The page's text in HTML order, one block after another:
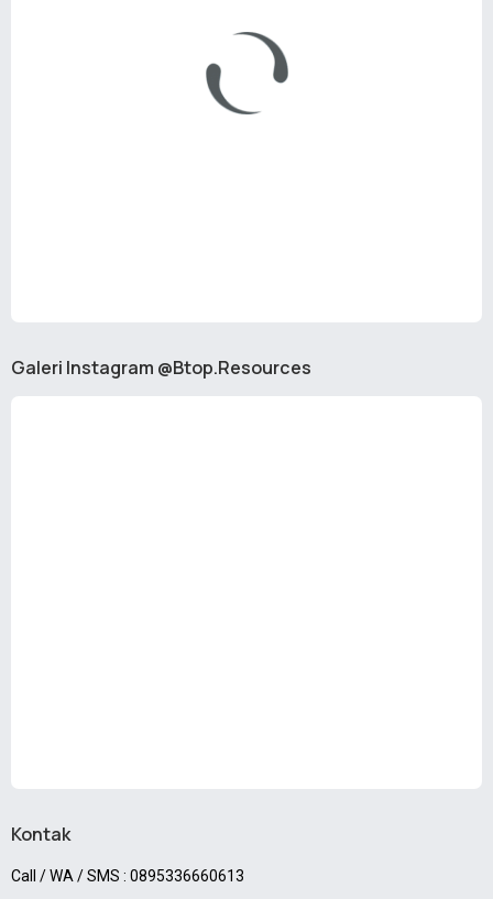
Galeri Instagram @Btop.Resources
Kontak
Call / WA / SMS : 0895336660613